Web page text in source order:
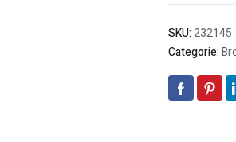
SKU:232145
Categorie: